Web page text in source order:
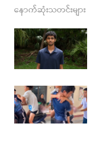
c
e
b
o
o
k
s
t
a
g
r
a
m
s
နောက်ဆုံးသတင်းများ